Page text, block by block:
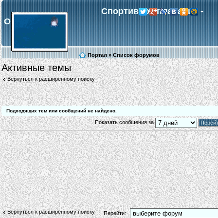
Спортивное плавание -
Обнинск
Портал » Список форумов
Галерея Регистрация
Активные темы
Вернуться к расширенному поиску
Подходящих тем или сообщений не найдено.
Показать сообщения за
Вернуться к расширенному поиску Перейти: